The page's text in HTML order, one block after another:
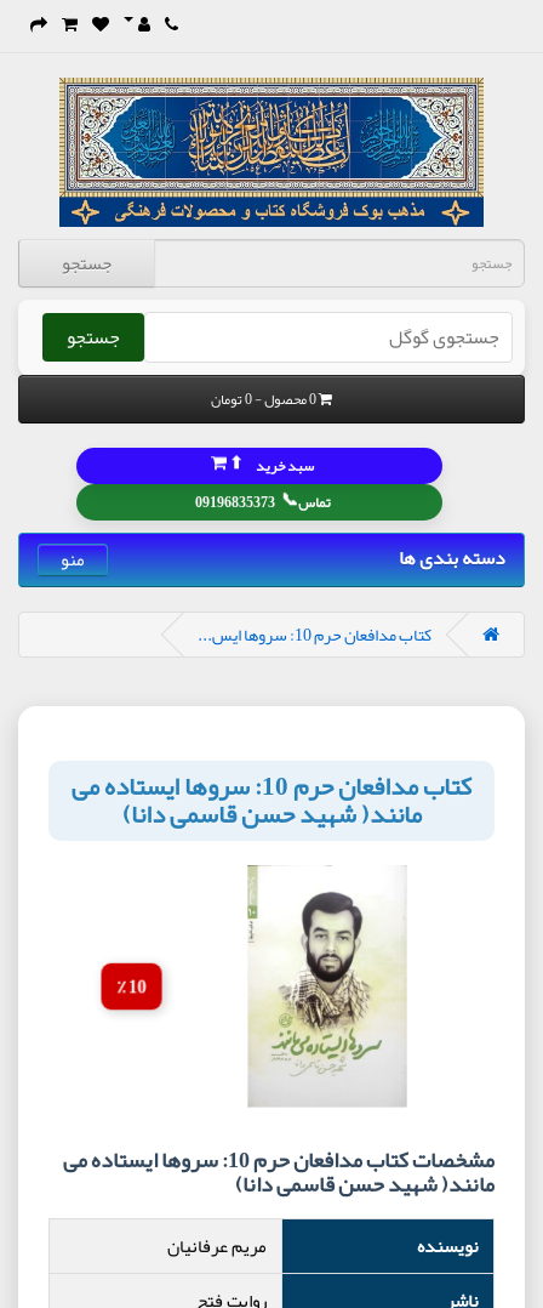
جستجو
جستجو
0 محصول - 0 تومان
تماس📞
09196835373
سبد خرید ⬆
دسته بندی ها منو
کتاب مدافعان حرم 10: سروها ایس...
کتاب مدافعان حرم 10: سروها ایستاده می
مانند( شهید حسن قاسمی دانا)
10 ٪
مشخصات کتاب مدافعان حرم 10: سروها ایستاده می
مانند( شهید حسن قاسمی دانا)
نویسنده
مریم عرفانیان
ناشر
روایت فتح